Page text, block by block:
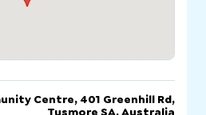
Centre, 401 Greenhill Rd,
Tusmore SA, Australia